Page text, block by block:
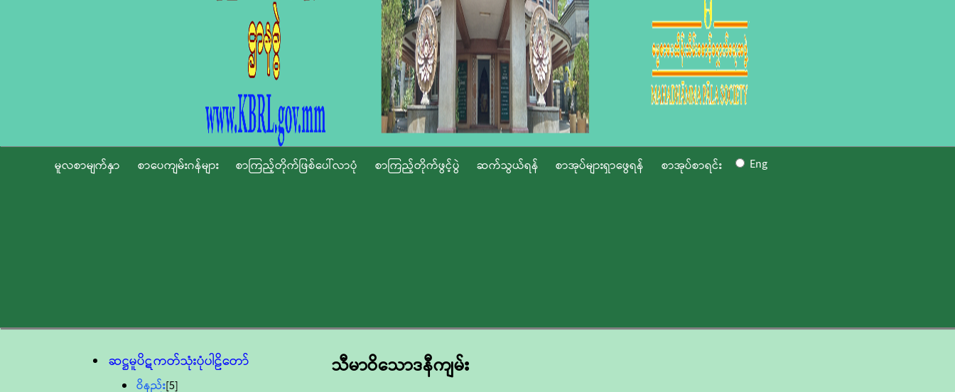
မူလစာမျက်နှာ စာပေကျမ်းဂန်များ စာကြည့်တိုက်ဖြစ်ပေါ်လာပုံ စာကြည့်တိုက်ဖွင့်ပွဲ ဆက်သွယ်ရန် စာအုပ်များရှာဖွေရန် စာအုပ်စာရင်း Eng
ဆဋ္ဌမူပိဋကတ်သုံးပုံပါဠိတော်
ဝိနည်း[5]
သီမာဝိသောဒနီကျမ်း